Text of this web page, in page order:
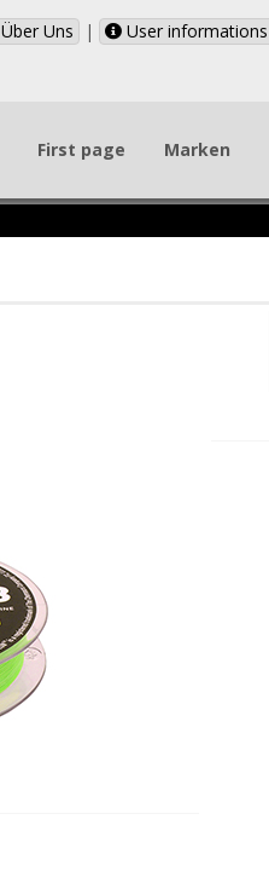
Über Uns | User informations
First page Marken